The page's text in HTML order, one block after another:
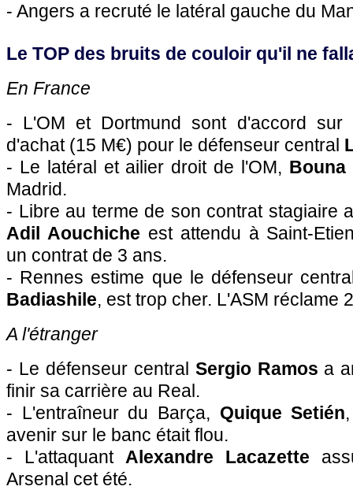
- Angers a recruté le latéral gauche du
Le TOP des bruits de couloir qu'il ne
En France
- L'OM et Dortmund sont d'accord
d'achat (15 M€) pour le défenseur central
- Le latéral et ailier droit de l'OM, Bouna
Madrid.
- Libre au terme de son contrat stagiaire
Adil Aouchiche est attendu à Saint-
un contrat de 3 ans.
- Rennes estime que le défenseur
Badiashile, est trop cher. L'ASM réclame
A l'étranger
- Le défenseur central Sergio Ramos a
finir sa carrière au Real.
- L'entraîneur du Barça, Quique Setién
avenir sur le banc était flou.
- L'attaquant Alexandre Lacazette
Arsenal cet été.